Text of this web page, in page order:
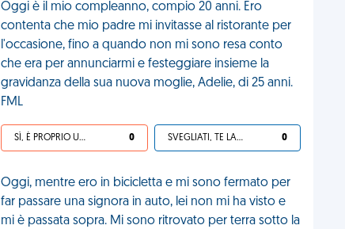
Oggi è il mio compleanno, compio 20 anni. Ero
contenta che mio padre mi invitasse al ristorante per
l'occasione, fino a quando non mi sono resa conto
che era per annunciarmi e festeggiare insieme la
gravidanza della sua nuova moglie, Adelie, di 25 anni.
FML
SÌ, È PROPRIO UNA VDM! 0 SVEGLIATI, TE LA SEI CERCATA! 0
Oggi, mentre ero in bicicletta e mi sono fermato per
far passare una signora in auto, lei non mi ha visto e
mi è passata sopra. Mi sono ritrovato per terra sotto la